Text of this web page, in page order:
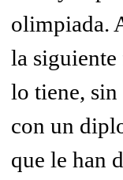
olimpiada.
la siguiente
lo tiene,
con un
que le han